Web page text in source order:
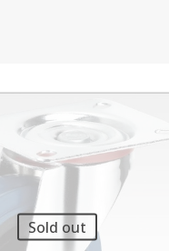
Sold out